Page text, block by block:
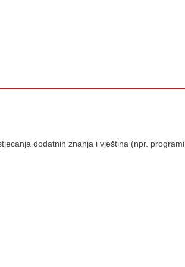
dodatnih znanja i vještina (npr. programi